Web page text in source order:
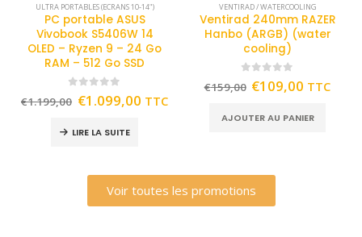
ULTRA PORTABLES (ECRANS 10-14")
PC portable ASUS
Vivobook S5406W 14
OLED – Ryzen 9 – 24 Go
RAM – 512 Go SSD
out of 5
€1.199,00 €1.099,00 TTC
LIRE LA SUITE
VENTIRAD / WATERCOOLING
Ventirad 240mm RAZER
Hanbo (ARGB) (water
cooling)
out of 5
€159,00 €109,00 TTC
AJOUTER AU PANIER
Voir toutes les promotions